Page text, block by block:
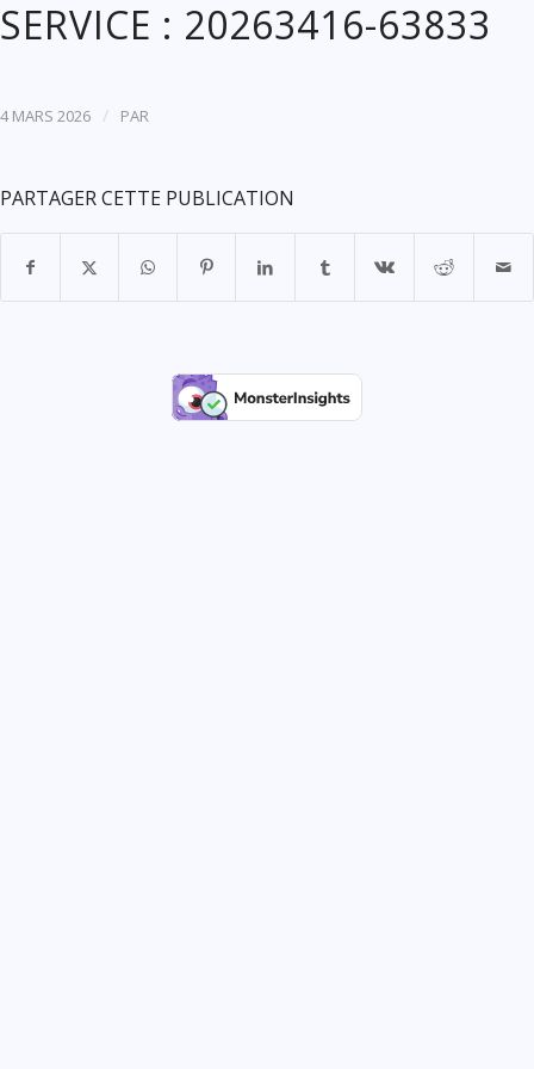
SERVICE : 20263416-63833
4 MARS 2026 / PAR
PARTAGER CETTE PUBLICATION